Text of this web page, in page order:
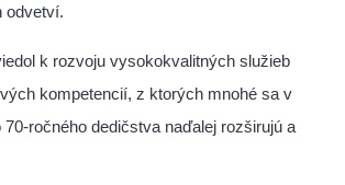
odvetví.
k rozvoju vysokokvalitných služieb
kompetencií, z ktorých mnohé sa v
70-ročného dedičstva naďalej rozširujú a